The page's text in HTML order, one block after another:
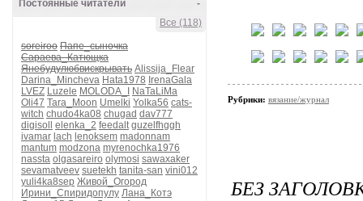
-
Постоянные читатели
Все (118)
soreiroo Папе_сыночка
Сараева_Катющка
Янебудулюбвискрывать Alissija_Flear
Darina_Mincheva Hata1978 IrenaGala
LVEZ Luzele MOLODA_I
NaTaLiMa
Oli47 Tara_Moon Umelki Yolka56 cats-
witch chudo4ka08 chugad dav777
digisoll
elenka_2 feedalt guzelfhggh
ivamar lach lenoksem madonnam
mantum modzona myrenochka1976
nassta olgasareiro olymosi sawaxaker
sevamatveev suetekh tanita-san vini012
yuli4ka8sep Живой_Огород
Ирини_Спиридопулу Лана_Котэ
Рубрики: вязание/журнал
БЕЗ